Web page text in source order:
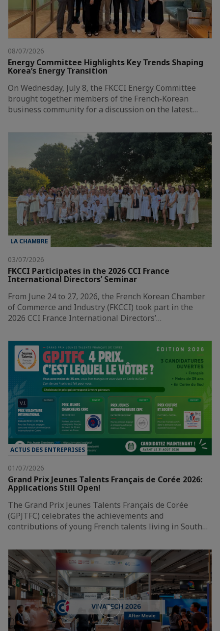
08/07/2026
Energy Committee Highlights Key Trends Shaping
Korea’s Energy Transition
On Wednesday, July 8, the FKCCI Energy Committee
brought together members of the French-Korean
business community for a discussion on the latest…
LA CHAMBRE
03/07/2026
FKCCI Participates in the 2026 CCI France
International Directors’ Seminar
From June 24 to 27, 2026, the French Korean Chamber
of Commerce and Industry (FKCCI) took part in the
2026 CCI France International Directors’…
ACTUS DES ENTREPRISES
01/07/2026
Grand Prix Jeunes Talents Français de Corée 2026:
Applications Still Open!
The Grand Prix Jeunes Talents Français de Corée
(GPJTFC) celebrates the achievements and
contributions of young French talents living in South…